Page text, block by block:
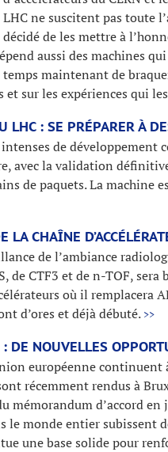
LHC ne suscitent pas toute
décidé de les mettre à
aussi des machines
temps maintenant de
et sur les expériences qui
LHC : SE PRÉPARER À
de développement
avec la validation
de paquets. La machine
LA CHAÎNE
de l’ambiance
de CTF3 et de n-TOF,
où il remplacera
d’ores et déjà débuté. >>
DE NOUVELLES
européenne continuent
récemment rendus à
mémorandum d’accord
le monde entier subissent
une base solide pour